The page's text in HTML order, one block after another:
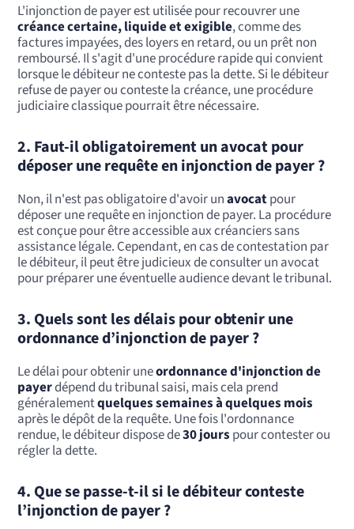
L'injonction de payer est utilisée pour recouvrer une
créance certaine, liquide et exigible, comme des
factures impayées, des loyers en retard, ou un prêt non
remboursé. Il s'agit d'une procédure rapide qui convient
lorsque le débiteur ne conteste pas la dette. Si le débiteur
refuse de payer ou conteste la créance, une procédure
judiciaire classique pourrait être nécessaire.
2. Faut-il obligatoirement un avocat pour
déposer une requête en injonction de payer ?
Non, il n'est pas obligatoire d'avoir unavocatpour
déposer une requête en injonction de payer. La procédure
est conçue pour être accessible aux créanciers sans
assistance légale. Cependant, en cas de contestation par
le débiteur, il peut être judicieux de consulter un avocat
pour préparer une éventuelle audience devant le tribunal.
3. Quels sont les délais pour obtenir une
ordonnance d’injonction de payer ?
Le délai pour obtenir uneordonnance d'injonction de
payerdépend du tribunal saisi, mais cela prend
généralementquelques semaines à quelques mois
après le dépôt de la requête. Une fois l'ordonnance
rendue, le débiteur dispose de30 jours pour contester ou
régler la dette.
4. Que se passe-t-il si le débiteur conteste
l’injonction de payer ?